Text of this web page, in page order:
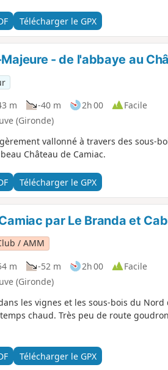
Télécharger le GPX
- de l'abbaye au
m -40 m 2h 00
Facile
(Gironde)
vallonné à travers des sous-
Château de Camiac.
Télécharger le GPX
par Le Branda et
/ AMM
m -52 m 2h 00
Facile
(Gironde)
les vignes et les sous-bois du
chaud. Très peu de route
Télécharger le GPX